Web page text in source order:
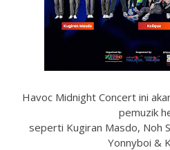
Havoc Midnight Concert ini
pemuzik
seperti Kugiran Masdo, Noh
Yonnyboi &